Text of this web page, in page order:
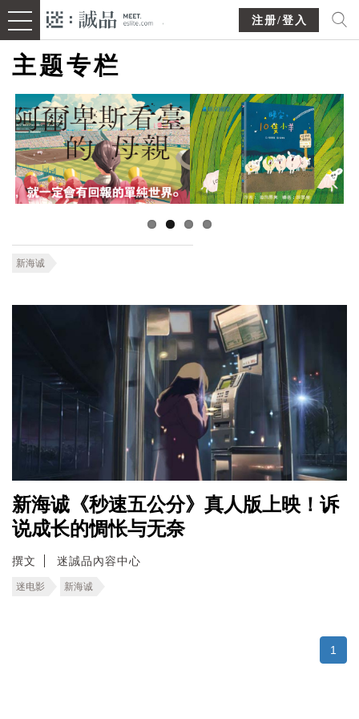
注册/登入
主题专栏
新海诚
新海诚《秒速五公分》真人版上映！诉
说成长的惆怅与无奈
撰文 迷誠品內容中心
迷电影 新海诚
1